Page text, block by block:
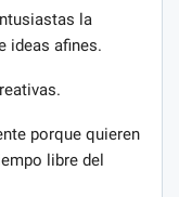
la
ideas afines.
porque quieren
libre del